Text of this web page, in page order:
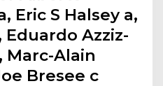
Eric S Halsey a,
Azziz-
Alain
Bresee c